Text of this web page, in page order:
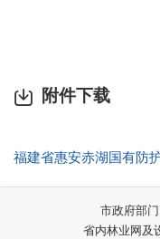
附件下载
福建省惠安赤湖国有防
市政府部
省内林业网及